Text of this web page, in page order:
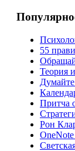
55
Теория
Притча
Рон